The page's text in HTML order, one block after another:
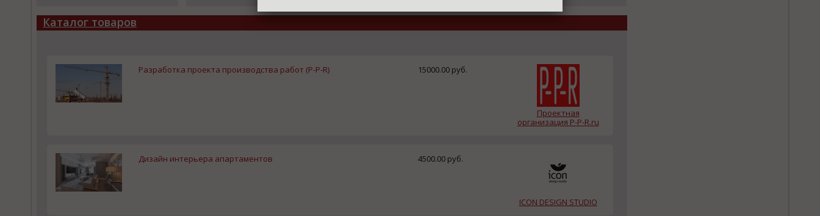
выставки
Каталог товаров
Разработка проекта производства работ (P-P-R) 15000.00 руб.
Проектная
организация P-P-R.ru
Дизайн интерьера апартаментов 4500.00 руб.
ICON DESIGN STUDIO